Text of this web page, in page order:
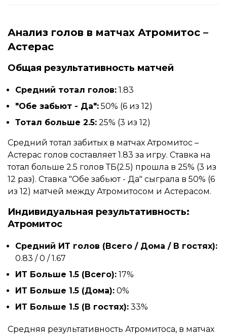
Анализ голов в матчах Атромитос –
Астерас
Общая результативность матчей
Средний тотал голов: 1.83
"Обе забьют - Да": 50% (6 из 12)
Тотал больше 2.5: 25% (3 из 12)
Средний тотал забитых в матчах Атромитос –
Астерас голов составляет 1.83 за игру. Ставка на
тотал больше 2.5 голов ТБ(2.5) прошла в 25% (3 из
12 раз). Ставка "Обе забьют - Да" сыграла в 50% (6
из 12) матчей между Атромитосом и Астерасом.
Индивидуальная результативность:
Атромитос
Средний ИТ голов (Всего / Дома / В гостях):
0.83 / 0 / 1.67
ИТ Больше 1.5 (Всего): 17%
ИТ Больше 1.5 (Дома): 0%
ИТ Больше 1.5 (В гостях): 33%
Средняя результативность Атромитоса, в матчах